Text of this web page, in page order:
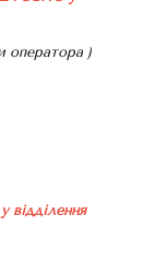
оператора )
у відділення